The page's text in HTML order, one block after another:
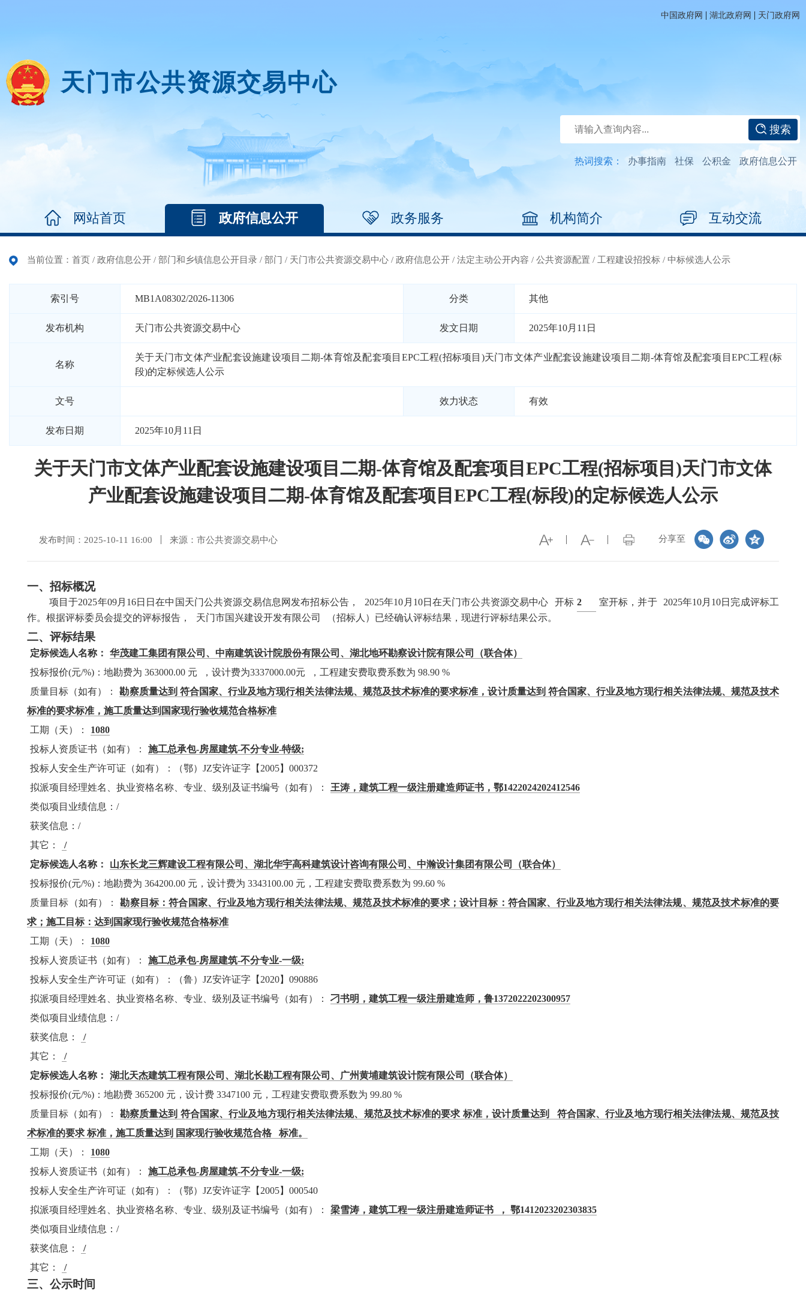
中国政府网 | 湖北政府网 | 天门政府网
天门市公共资源交易中心
搜索
热词搜索： 办事指南 社保 公积金 政府信息公开
网站首页 政府信息公开 政务服务 机构简介 互动交流
当前位置： 首页 / 政府信息公开 / 部门和乡镇信息公开目录 / 部门 / 天门市公共资源交易中心 / 政府信息公开 / 法定主动公开内容 / 公共资源配置 / 工程建设招投标 / 中标候选人公示
索引号 MB1A08302/2026-11306 分类 其他
发布机构 天门市公共资源交易中心 发文日期 2025年10月11日
名称
关于天门市文体产业配套设施建设项目二期-体育馆及配套项目EPC工程(招标项目)天门市文体产业配套设施建设项目二期-体育馆及配套项目EPC工程(标
段)的定标候选人公示
文号 效力状态 有效
发布日期 2025年10月11日
关于天门市文体产业配套设施建设项目二期-体育馆及配套项目EPC工程(招标项目)天门市文体
产业配套设施建设项目二期-体育馆及配套项目EPC工程(标段)的定标候选人公示
分享至
发布时间：2025-10-11 16:00 来源：市公共资源交易中心
一、招标概况
项目于2025年09月16日日在中国天门公共资源交易信息网发布招标公告， 2025年10月10日在天门市公共资源交易中心 开标 2 室开标，并于
2025年10月10日完成评标工
作。根据评标委员会提交的评标报告，
天门市国兴建设开发有限公司 （招标人）已经确认评标结果，现进行评标结果公示。
二、 评标结果
定标候选人名称：
华茂建工集团有限公司、中南建筑设计院股份有限公司、湖北地环勘察设计院有限公司（联合体）
投标报价(元/%)：地勘费为 363000.00 元 ，设计费为3337000.00元 ，工程建安费取费系数为 98.90 %
质量目标（如有）：
勘察质量达到 符合国家、行业及地方现行相关法律法规、规范及技术标准的要求标准，设计质量达到 符合国家、行业及地方现行相关法律法规、规范及技术
标准的要求标准，施工质量达到国家现行验收规范合格标准
工期（天）：
1080
投标人资质证书（如有）：
施工总承包-房屋建筑-不分专业-特级;
投标人安全生产许可证（如有）：（鄂）JZ安许证字【2005】000372
拟派项目经理姓名、执业资格名称、专业、级别及证书编号（如有）：
王涛，建筑工程一级注册建造师证书，鄂1422024202412546
类似项目业绩信息：/
获奖信息：/
其它：
/
定标候选人名称：
山东长龙三辉建设工程有限公司、湖北华宇高科建筑设计咨询有限公司、中瀚设计集团有限公司（联合体）
投标报价(元/%)：地勘费为 364200.00 元，设计费为 3343100.00 元，工程建安费取费系数为 99.60 %
质量目标（如有）：
勘察目标：符合国家、行业及地方现行相关法律法规、规范及技术标准的要求；设计目标：符合国家、行业及地方现行相关法律法规、规范及技术标准的要
求；施工目标：达到国家现行验收规范合格标准
工期（天）：
1080
投标人资质证书（如有）：
施工总承包-房屋建筑-不分专业-一级;
投标人安全生产许可证（如有）：（鲁）JZ安许证字【2020】090886
拟派项目经理姓名、执业资格名称、专业、级别及证书编号（如有）：
刁书明，建筑工程一级注册建造师，鲁1372022202300957
类似项目业绩信息：/
获奖信息：
/
其它：
/
定标候选人名称：
湖北天杰建筑工程有限公司、湖北长勘工程有限公司、广州黄埔建筑设计院有限公司（联合体）
投标报价(元/%)：地勘费 365200 元，设计费 3347100 元，工程建安费取费系数为 99.80 %
质量目标（如有）：
勘察质量达到 符合国家、行业及地方现行相关法律法规、规范及技术标准的要求 标准，设计质量达到 符合国家、行业及地方现行相关法律法规、规范及技
术标准的要求 标准，施工质量达到 国家现行验收规范合格 标准。
工期（天）：
1080
投标人资质证书（如有）：
施工总承包-房屋建筑-不分专业-一级;
投标人安全生产许可证（如有）：（鄂）JZ安许证字【2005】000540
拟派项目经理姓名、执业资格名称、专业、级别及证书编号（如有）：
梁雪涛，建筑工程一级注册建造师证书 ， 鄂1412023202303835
类似项目业绩信息：/
获奖信息：
/
其它：
/
三、公示时间